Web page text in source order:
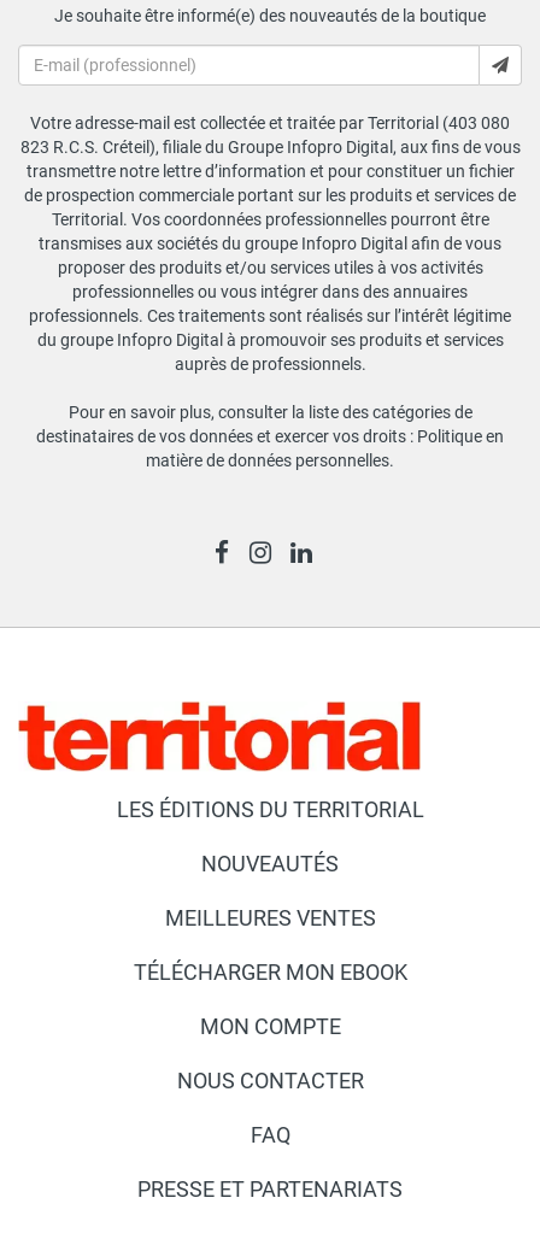
Je souhaite être informé(e) des nouveautés de la boutique
Votre adresse-mail est collectée et traitée par Territorial (403 080
823 R.C.S. Créteil), filiale du Groupe Infopro Digital, aux fins de vous
transmettre notre lettre d’information et pour constituer un fichier
de prospection commerciale portant sur les produits et services de
Territorial. Vos coordonnées professionnelles pourront être
transmises aux sociétés du groupe Infopro Digital afin de vous
proposer des produits et/ou services utiles à vos activités
professionnelles ou vous intégrer dans des annuaires
professionnels. Ces traitements sont réalisés sur l’intérêt légitime
du groupe Infopro Digital à promouvoir ses produits et services
auprès de professionnels.
Pour en savoir plus, consulter la liste des catégories de
destinataires de vos données et exercer vos droits : Politique en
matière de données personnelles.
LES ÉDITIONS DU TERRITORIAL
NOUVEAUTÉS
MEILLEURES VENTES
TÉLÉCHARGER MON EBOOK
MON COMPTE
NOUS CONTACTER
FAQ
PRESSE ET PARTENARIATS